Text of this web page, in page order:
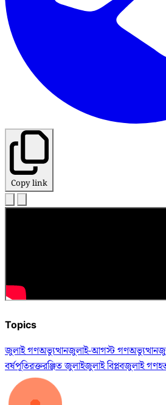
Copy link
Topics
জুলাই গণঅভ্যুত্থানজুলাই-আগস্ট গণঅভ্যুত্থান
বর্ষপূতিরক্তরঞ্জিত জুলাইজুলাই বিপ্লবজুলাই